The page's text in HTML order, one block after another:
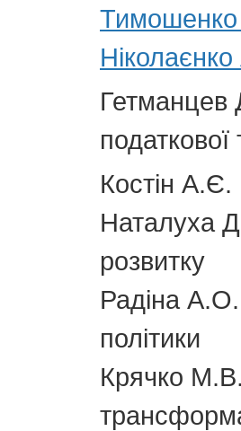
Тимошенко
Гетманцев
податкової
Костін А.Є.
Наталуха
розвитку
Радіна А.О.
політики
Крячко